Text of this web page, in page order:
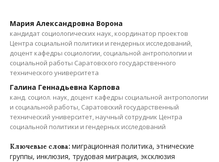
Мария Александровна Ворона
кандидат социологических наук, координатор проектов
Центра социальной политики и гендерных исследований,
доцент кафедры социологии, социальной антропологии и
социальной работы Саратовского государственного
технического университета
Галина Геннадьевна Карпова
канд. социол. наук, доцент кафедры социальной антропологии
и социальной работы, Саратовский государственный
технический университет, научный сотрудник Центра
социальной политики и гендерных исследований
Ключевые слова: миграционная политика, этнические
группы, инклюзия, трудовая миграция, эксклюзия